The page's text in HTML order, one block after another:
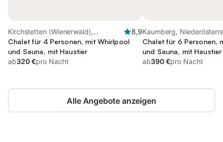
Kirchstetten (Wienerwald),
Wienerwald
8,9
Chalet für 4 Personen, mit Whirlpool
und Sauna, mit Haustier
ab320 €pro Nacht
Kaumberg,
Chalet für 6 Personen,
und Sauna, mit Haustier
ab390 €pro Nacht
Alle Angebote anzeigen